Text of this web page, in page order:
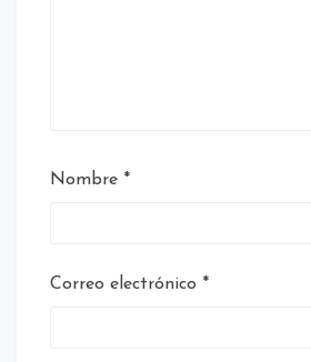
Nombre *
Correo electrónico *